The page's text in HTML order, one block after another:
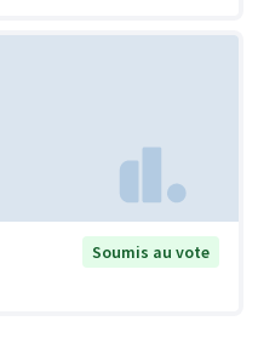
Soumis au vote